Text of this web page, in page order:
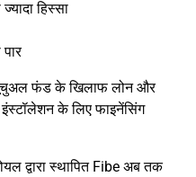
हिस्सा
फंड के खिलाफ लोन और
के लिए फाइनेंसिंग
द्वारा स्थापित Fibe अब तक